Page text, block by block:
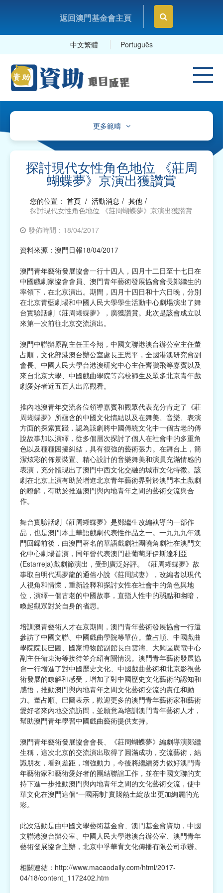
返回澳門基金會主頁
中文繁體 Português
更多範疇
文化、體育及康樂
教育及研究
社會服務
公民社團及同鄉會
國際
其他
探討現代女性角色地位 《莊周
蝴蝶夢》京演出獲讚賞
您的位置： 首頁 / 活動消息 / 其他 /
探討現代女性角色地位 《莊周蝴蝶夢》京演出獲讚賞
發佈時間：18/04/2017
資料來源：澳門日報18/04/2017
澳門青年藝術發展協會一行十四人，四月十二日至十七日在
中國戲劇家協會會員、澳門青年藝術發展協會會長鄭繼生的
率領下，在北京演出。期間，四月十四日和十六日晚，分別
在北京青藍劇場和中國人民大學學生活動中心劇場演出了舞
台實驗話劇《莊周蝴蝶夢》，廣獲讚賞。此次是該會成立以
來第一次前往北京交流演出。
澳門中聯辦原副主任王今翔，中國文聯港澳台辦公室主任董
占順，文化部港澳台辦公室處長王思平，全國港澳研究會副
會長、中國人民大學台港澳研究中心主任齊鵬飛等嘉賓以及
來自北京大學、中國戲曲學院等高校師生及眾多北京青年戲
劇愛好者近五百人出席觀看。
推內地澳青年交流各位領導嘉賓和觀眾代表充分肯定了《莊
周蝴蝶夢》所蘊含的中國文化情結以及在舞美、音樂、表演
方面的探索實踐，認為該劇將中國傳統文化中一個古老的傳
說故事加以演繹，從多個層次探討了個人在社會中的多重角
色以及種種困擾糾結，具有很強的藝術張力。在舞台上，簡
潔炫彩的佈景裝置、精心設計的音樂舞美和演員充滿情感的
表演，充分體現出了澳門中西文化交融的城市文化特徵。該
劇在北京上演有助於增進北京青年藝術界對於澳門本土戲劇
的瞭解，有助於推進澳門與內地青年之間的藝術交流與合
作。
舞台實驗話劇《莊周蝴蝶夢》是鄭繼生改編執導的一部作
品，也是澳門本土華語戲劇代表性作品之一。一九九九年澳
門回歸前後，由澳門著名的華語戲劇社團曉角劇社在澳門文
化中心劇場首演，同年曾代表澳門赴葡萄牙伊斯達利亞
(Estarreja)戲劇節演出，受到廣泛好評。《莊周蝴蝶夢》故
事取自明代馮夢龍的通俗小說《莊周試妻》，改編者以現代
人視角和情懷，重新詮釋和探討女性在社會中的角色與地
位，演繹一個古老的中國故事，直指人性中的弱點和幽暗，
喚起觀眾對於自身的省思。
培訓澳青藝術人才在京期間，澳門青年藝術發展協會一行還
參訪了中國文聯、中國戲曲學院等單位。董占順、中國戲曲
學院院長巴圖、國家博物館副館長白雲濤、大興區廣電中心
副主任衛東海等接待並介紹有關情況。澳門青年藝術發展協
會一行增進了對中國歷史文化、中國戲曲藝術和北京影視藝
術發展的瞭解和感受，增加了對中國歷史文化藝術的認知和
感悟，推動澳門與內地青年之間文化藝術交流的責任和動
力。董占順、巴圖表示，歡迎更多的澳門青年藝術家和藝術
愛好者來內地交流訪問，並願意為培訓澳門青年藝術人才，
幫助澳門青年學習中國戲曲藝術提供支持。
澳門青年藝術發展協會會長、《莊周蝴蝶夢》編劇導演鄭繼
生稱，這次北京的交流演出取得了圓滿成功，交流藝術，結
識朋友，看到差距，增強動力，今後將繼續努力做好澳門青
年藝術家和藝術愛好者的團結聯誼工作，並在中國文聯的支
持下進一步推動澳門與內地青年之間的文化藝術交流，使中
華文化在澳門這個“一國兩制”實踐熱土綻放出更加絢麗的光
彩。
此次活動是由中國文學藝術基金會、澳門基金會資助，中國
文聯港澳台辦公室、中國人民大學港澳台辦公室、澳門青年
藝術發展協會主辦，北京中孚華育文化傳播有限公司承辦。
相關連結： http://www.macaodaily.com/html/2017-
04/18/content_1172402.htm